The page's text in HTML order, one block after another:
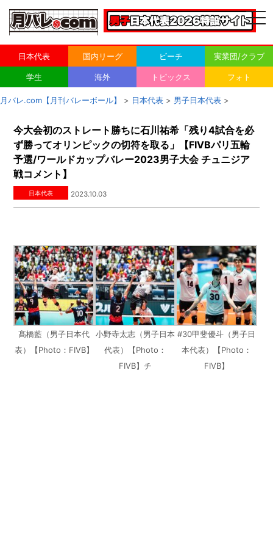
日本代表 国内リーグ ビーチ 実業団/クラブ
学生 海外 トピックス フォト
月バレ.com【月刊バレーボール】 > 日本代表 > 男子日本代表 >
今大会初のストレート勝ちに石川祐希「残り4試合を必
ず勝ってオリンピックの切符を取る」【FIVBパリ五輪
予選/ワールドカップバレー2023男子大会 チュニジア
戦コメント】
日本代表 2023.10.03
髙橋藍（男子日本代
表）【Photo：FIVB】
小野寺太志（男子日本
代表）【Photo：
FIVB】チ
#30甲斐優斗（男子日
本代表）【Photo：
FIVB】